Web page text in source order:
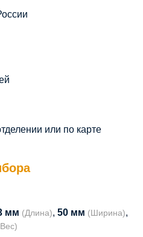
или по карте
мм (Длина), 50 мм (Ширина),